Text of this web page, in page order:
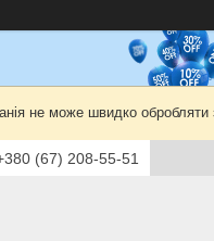
не може швидко обробляти
(67) 208-55-51